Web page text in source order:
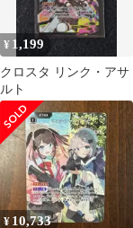
¥ 1,199
クロスタ リンク・アサ
ルト
¥ 10,733